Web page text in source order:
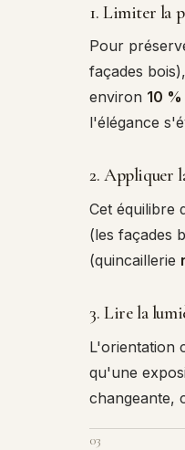
1. Limiter la
Pour
façades
environ 10 %
l'élégance
2. Appliquer
Cet équilibre
(les façades
(quincaillerie
3. Lire la
L'orientation
qu'une
changeante,
03